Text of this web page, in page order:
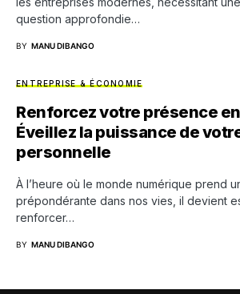
question approfondie…
BY MANU DIBANGO
ENTREPRISE & ÉCONOMIE
Renforcez votre présence
Éveillez la puissance de
personnelle
À l’heure où le monde numérique prend
prépondérante dans nos vies, il devient
renforcer…
BY MANU DIBANGO